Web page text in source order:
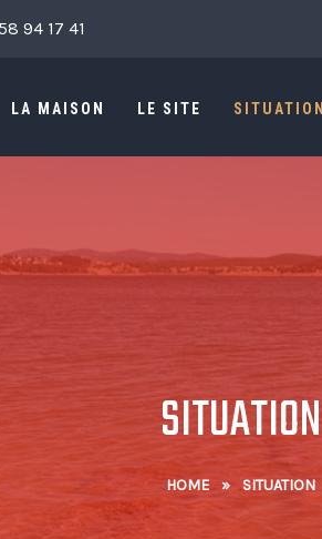
94 17 41
LA MAISON LE SITE SITUATION
SITUATION
HOME » SITUATION